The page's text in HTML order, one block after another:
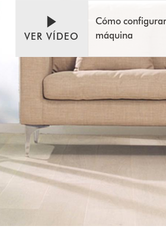
VER VÍDEO
Cómo
máquina